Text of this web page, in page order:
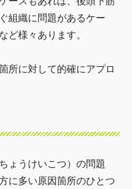
組織に問題があるケー
ど様々あります。
所に対して的確にアプロ
ょうけいこつ）の問題
に多い原因箇所のひとつ